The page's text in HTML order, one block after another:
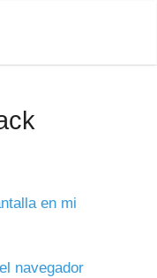
en mi
navegador